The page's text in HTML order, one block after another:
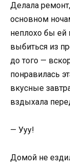
Делала
основном
неплохо бы ей
выбиться из
до того —
понравилась
вкусные
вздыхала
— Ууу!
Домой не